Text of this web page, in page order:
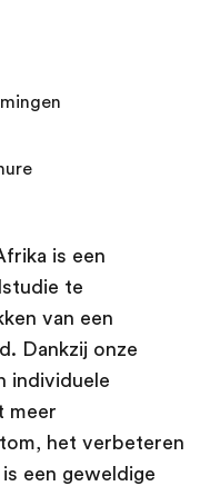
is een
te
van een
Dankzij onze
individuele
meer
het verbeteren
een geweldige